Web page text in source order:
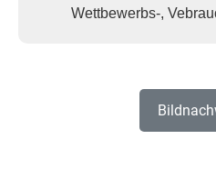
Wettbewerbs-,